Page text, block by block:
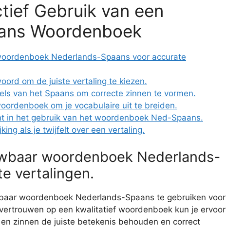
Gebruik van een
Woordenboek
Nederlands-Spaans voor accurate
om de juiste vertaling te kiezen.
van het Spaans om correcte zinnen te vormen.
om je vocabulaire uit te breiden.
in het gebruik van het woordenboek Ned-Spaans.
als je twijfelt over een vertaling.
woordenboek Nederlands-
vertalingen.
woordenboek Nederlands-Spaans te gebruiken voor
op een kwalitatief woordenboek kun je ervoor
zinnen de juiste betekenis behouden en correct